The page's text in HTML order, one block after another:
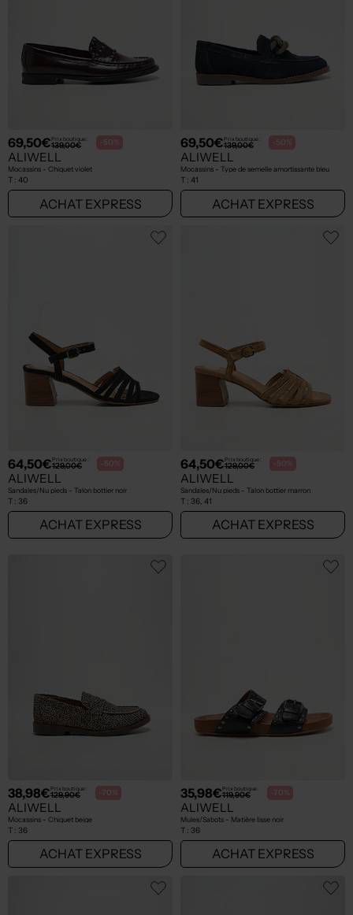
69,50€Prix boutique :
139,00€ -50%
ALIWELL
Mocassins - Chiquet violet
T : 40
ACHAT EXPRESS
69,50€Prix boutique :
139,00€ -50%
ALIWELL
Mocassins - Type de semelle amortissante bleu
T : 41
ACHAT EXPRESS
64,50€Prix boutique :
129,00€ -50%
ALIWELL
Sandales/Nu pieds - Talon bottier noir
T : 36
ACHAT EXPRESS
64,50€Prix boutique :
129,00€ -50%
ALIWELL
Sandales/Nu pieds - Talon bottier marron
T : 36, 41
ACHAT EXPRESS
38,98€Prix boutique :
129,90€ -70%
ALIWELL
Mocassins - Chiquet beige
T : 36
ACHAT EXPRESS
35,98€Prix boutique :
119,90€ -70%
ALIWELL
Mules/Sabots - Matière lisse noir
T : 36
ACHAT EXPRESS